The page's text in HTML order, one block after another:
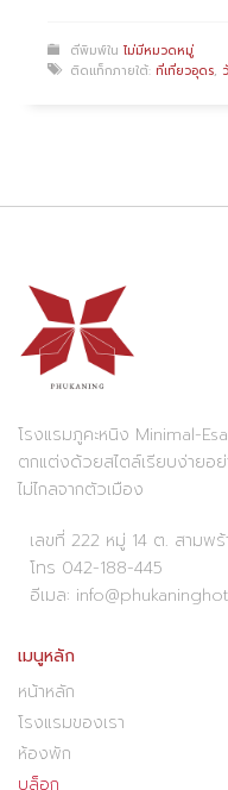
ตีพิมพ์ใน ไม่มีหมวดหมู่
ติดแท็กภายใต้: ที่เที่ยวอุดร,
โรงแรมภูคะหนิง Minimal-
ตกแต่งด้วยสไตล์เรียบง่ายอ
ไม่ไกลจากตัวเมือง
เลขที่ 222 หมู่ 14 ต. สามพ
โทร 042-188-445
อีเมล:
เมนูหลัก
หน้าหลัก
โรงแรมของเรา
ห้องพัก
บล็อก